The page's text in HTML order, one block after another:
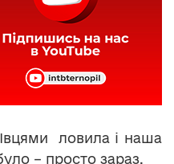
ловила і наша
– просто зараз.